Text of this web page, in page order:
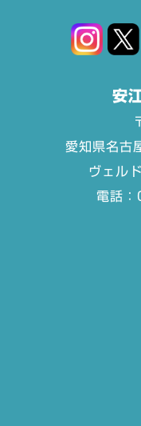
安
愛知県名古
ヴェル
電話